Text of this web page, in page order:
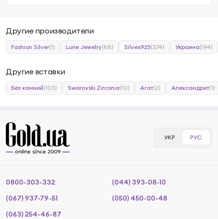
Другие производители
Fashion Silver(1) Lurie Jewelry(88) Silvex925(374) Украина(194)
Другие вставки
Без камней(103) Swarovski Zirconia(10) Агат(2) Александрит(1)
УКР РУС
0800-303-332
(044) 393-08-10
(067) 937-79-51
(050) 450-00-48
(063) 254-46-87